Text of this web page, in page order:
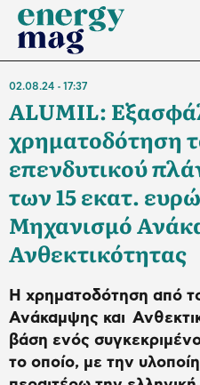
02.08.24 17:37
ALUMIL:
χρηματοδότηση
επενδυτικού
των 15 εκατ.
Μηχανισμό
Ανθεκτικότητας
Η χρηματοδότηση από
Ανάκαμψης και
βάση ενός
το οποίο, με την